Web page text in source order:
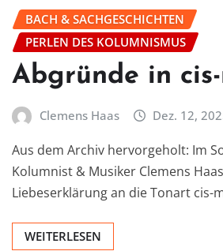
BACH & SACHGESCHICHTEN
PERLEN DES KOLUMNISMUS
Abgründe in
Clemens Haas Dez. 12,
Aus dem Archiv hervorgeholt: Im
Kolumnist & Musiker Clemens
Liebeserklärung an die Tonart cis-
WEITERLESEN